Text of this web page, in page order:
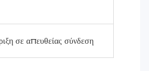
σε απευθείας σύνδεση